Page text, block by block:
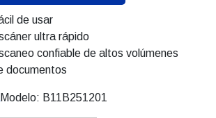
de usar
ultra rápido
confiable de altos volúmenes
documentos
Modelo: B11B251201